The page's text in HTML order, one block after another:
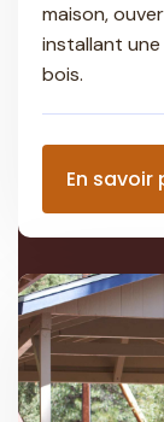
maison,
installant
bois.
En savoir